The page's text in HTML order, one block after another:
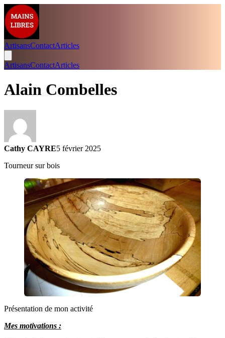
ArtisansContactArticles
ArtisansContactArticles
Alain Combelles
Cathy CAYRE5 février 2025
Tourneur sur bois
Présentation de mon activité
Mes motivations :